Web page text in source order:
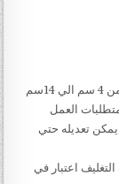
حجم الكيس طول الكيس من 5 سم الي 20 سم وعرض من 4 سم الي 14سم
العمل
250 جرام تقريبا و يمكن تعديله حتي
و لمادة التغليف اعتبار في